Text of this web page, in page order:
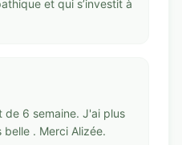
et qui s’investit à
de 6 semaine. J'ai plus
. Merci Alizée.